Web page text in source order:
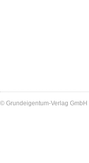
© Grundeigentum-Verlag GmbH